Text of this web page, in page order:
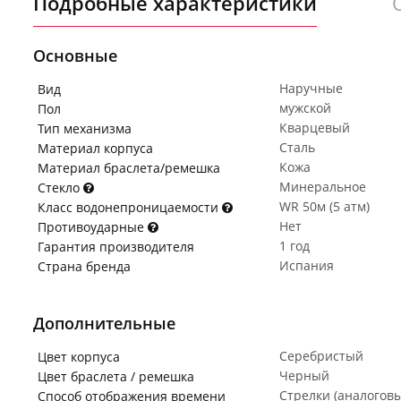
Основные
Вид
Наручные
Пол
мужской
Тип механизма
Кварцевый
Материал корпуса
Сталь
Материал браслета/ремешка
Кожа
Стекло
Минеральное
Класс водонепроницаемости
WR 50м (5 атм)
Противоударные
Нет
Гарантия производителя
1 год
Страна бренда
Испания
Дополнительные
Цвет корпуса
Серебристый
Цвет браслета / ремешка
Черный
Способ отображения времени
Стрелки